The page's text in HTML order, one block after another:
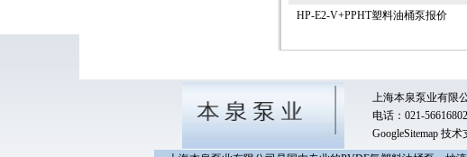
HP-E2-V+PPHT塑料油桶泵报价
上海本泉泵业有限
电话：021-
GoogleSitemap 技术